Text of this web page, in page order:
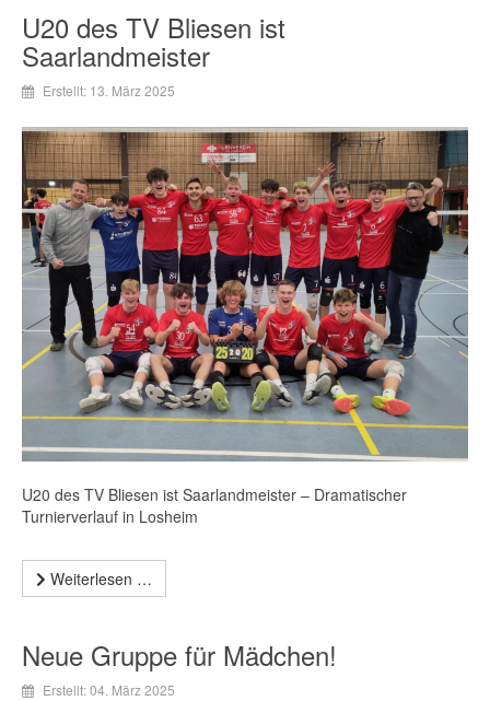
U20 des TV Bliesen ist
Saarlandmeister
Erstellt: 13. März 2025
U20 des TV Bliesen ist Saarlandmeister – Dramatischer
Turnierverlauf in Losheim
Weiterlesen …
Neue Gruppe für Mädchen!
Erstellt: 04. März 2025